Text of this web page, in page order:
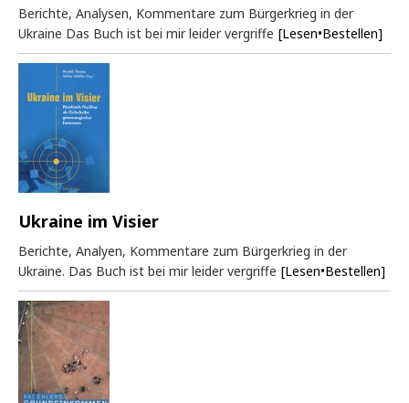
Berichte, Analysen, Kommentare zum Bürgerkrieg in der
Ukraine Das Buch ist bei mir leider vergriffe [Lesen•Bestellen]
Ukraine im Visier
Berichte, Analyen, Kommentare zum Bürgerkrieg in der
Ukraine. Das Buch ist bei mir leider vergriffe [Lesen•Bestellen]